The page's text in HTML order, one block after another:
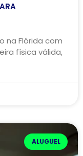
na Flórida com
física válida,
ALUGUEL